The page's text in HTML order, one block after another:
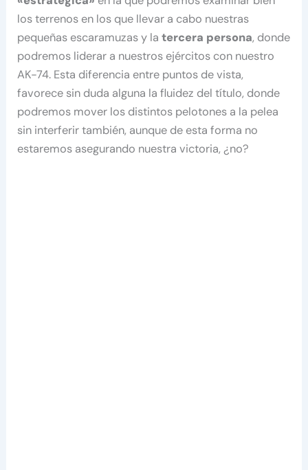
los terrenos en los que llevar a cabo nuestras
pequeñas escaramuzas y latercera persona, donde
podremos liderar a nuestros ejércitos con nuestro
AK-74. Esta diferencia entre puntos de vista,
favorece sin duda alguna la fluidez del título, donde
podremos mover los distintos pelotones a la pelea
sin interferir también, aunque de esta forma no
estaremos asegurando nuestra victoria, ¿no?